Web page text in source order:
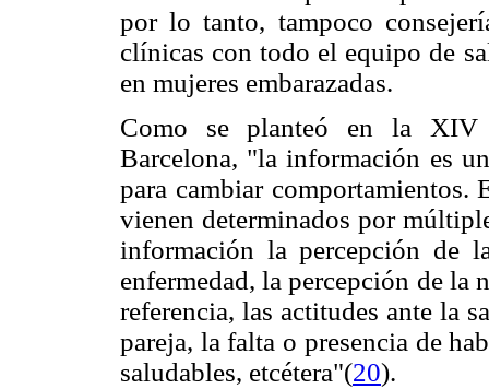
por lo tanto, tampoco
clínicas con todo el equipo de
en mujeres embarazadas.
Como se planteó en la XIV
Barcelona, "la información es
para cambiar comportamientos.
vienen determinados por
información la percepción de
enfermedad, la percepción de la
referencia, las actitudes ante la
pareja, la falta o presencia de
saludables, etcétera"(20).